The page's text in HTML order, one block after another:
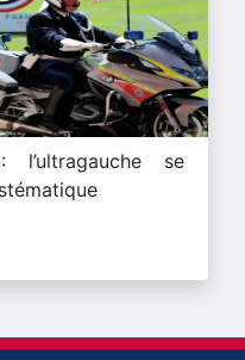
l’ultragauche se